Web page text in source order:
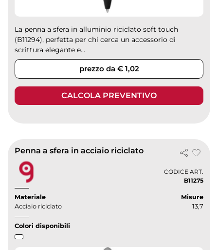
La penna a sfera in alluminio riciclato soft touch
(B11294), perfetta per chi cerca un accessorio di
scrittura elegante e...
prezzo da € 1,02
CALCOLA PREVENTIVO
Penna a sfera in acciaio riciclato
CODICE ART.
B11275
Materiale
Acciaio riciclato
Misure
13,7
Colori disponibili